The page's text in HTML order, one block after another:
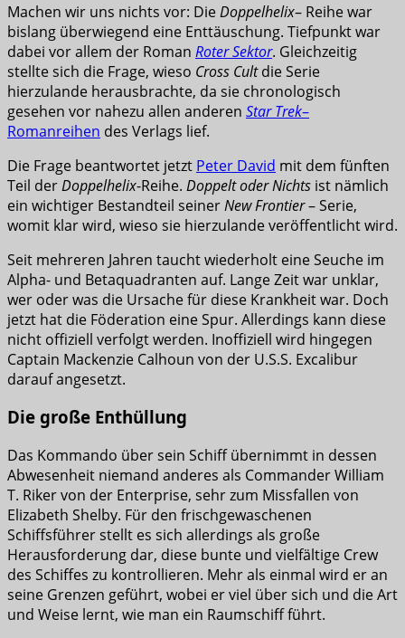
Machen wir uns nichts vor: DieDoppelhelix– Reihe war
bislang überwiegend eine Enttäuschung. Tiefpunkt war
dabei vor allem der Roman Roter Sektor. Gleichzeitig
stellte sich die Frage, wieso Cross Cultdie Serie
hierzulande herausbrachte, da sie chronologisch
gesehen vor nahezu allen anderen Star Trek–
Romanreihen des Verlags lief.
Die Frage beantwortet jetzt Peter David mit dem fünften
Teil derDoppelhelix-Reihe. Doppelt oder Nichts ist nämlich
ein wichtiger Bestandteil seinerNew Frontier– Serie,
womit klar wird, wieso sie hierzulande veröffentlicht wird.
Seit mehreren Jahren taucht wiederholt eine Seuche im
Alpha- und Betaquadranten auf. Lange Zeit war unklar,
wer oder was die Ursache für diese Krankheit war. Doch
jetzt hat die Föderation eine Spur. Allerdings kann diese
nicht offiziell verfolgt werden. Inoffiziell wird hingegen
Captain Mackenzie Calhoun von der U.S.S. Excalibur
darauf angesetzt.
Die große Enthüllung
Das Kommando über sein Schiff übernimmt in dessen
Abwesenheit niemand anderes als Commander William
T. Riker von der Enterprise, sehr zum Missfallen von
Elizabeth Shelby. Für den frischgewaschenen
Schiffsführer stellt es sich allerdings als große
Herausforderung dar, diese bunte und vielfältige Crew
des Schiffes zu kontrollieren. Mehr als einmal wird er an
seine Grenzen geführt, wobei er viel über sich und die Art
und Weise lernt, wie man ein Raumschiff führt.